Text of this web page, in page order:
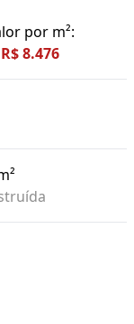
por m²:
R$ 8.476